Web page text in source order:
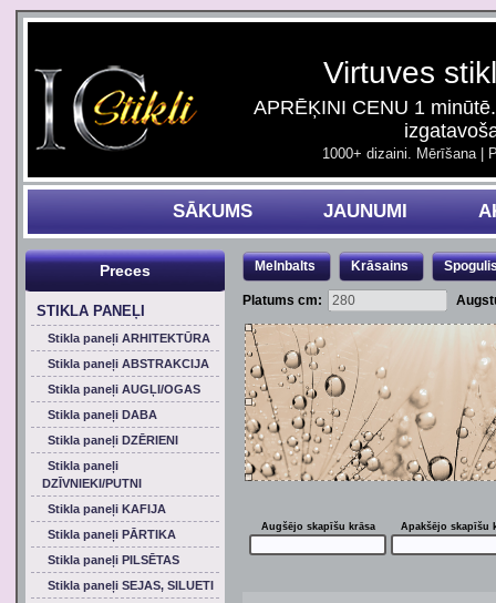
Virtuves
APRĒĶINI CENU 1
1000+ dizaini. Mērīšana |
SĀKUMS JAUNUMI
Melnbalts Krāsains
Platums cm:
Augšējo skapīšu krāsa Apakšējo skapīšu
Preces
STIKLA PANEĻI
Stikla paneļi ARHITEKTŪRA
Stikla paneļi ABSTRAKCIJA
Stikla paneļi AUGĻI/OGAS
Stikla paneļi DABA
Stikla paneļi DZĒRIENI
Stikla paneļi
DZĪVNIEKI/PUTNI
Stikla paneļi KAFIJA
Stikla paneļi PĀRTIKA
Stikla paneļi PILSĒTAS
Stikla paneļi SEJAS, SILUETI